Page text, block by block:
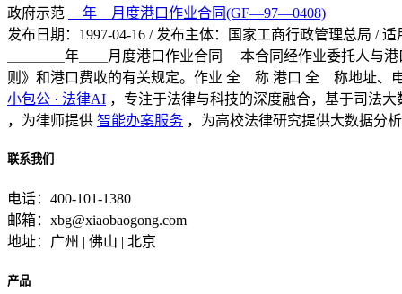
政府示范
＿年＿月度港口作业合同(GF—97—0408)
发布日期：1997-04-16 / 发布主体：国家工商行政管理总局 /
＿＿＿＿年＿＿月度港口作业合同 本合同经作业委托人与
则》和港口费收的有关规定。作业 全 称 港口 全 称地址、
小包公 · 法律AI ，专注于法律与科技的深度融合，基于司法
，为律师提供 智能办案服务 ，为高校法律研究提供大数据分
联系我们
电话：400-101-1380
邮箱：xbg@xiaobaogong.com
地址：广州 | 佛山 | 北京
产品